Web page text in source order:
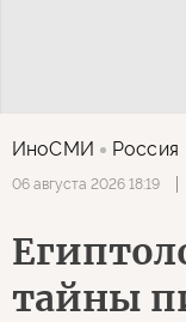
ИноСМИ Россия
06 августа 2026 18:19
тайны